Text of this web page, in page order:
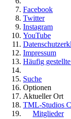
Facebook
Twitter
Instagram
YouTube
Impressum
Häufig
Suche
Optionen
Aktueller Ort
TML-Studios
Mitglieder